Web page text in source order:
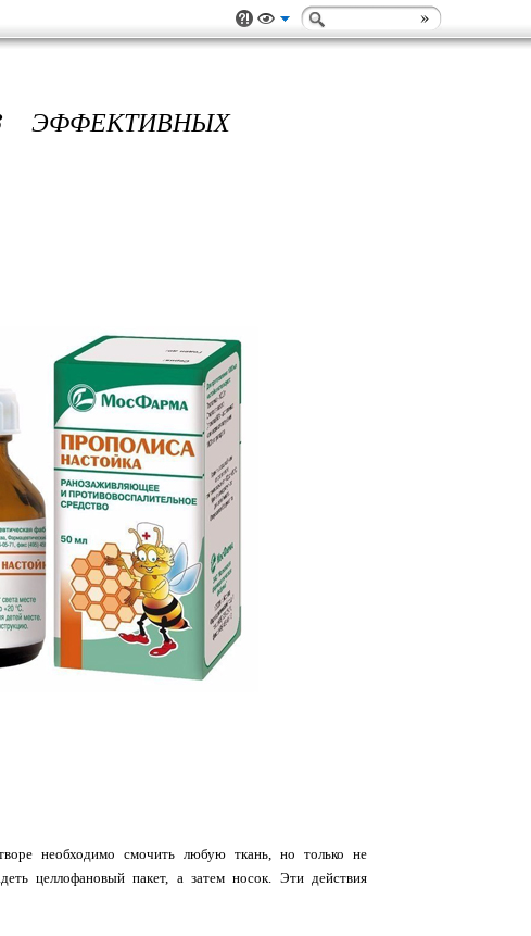
необходимо смочить любую ткань, но только не
целлофановый пакет, а затем носок. Эти действия